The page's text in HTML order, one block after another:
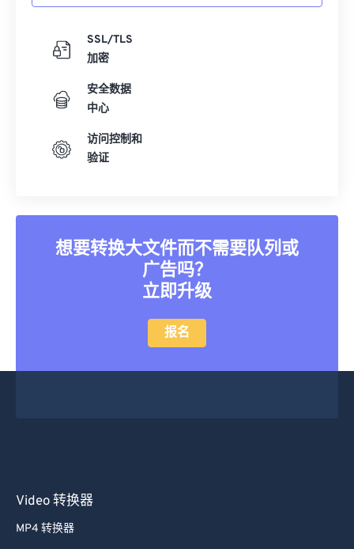
SSL/TLS
加密
安全数据
中心
访问控制和
验证
想要转换大文件而不需要队列或
广告吗？
立即升级
报名
Video 转换器
MP4 转换器